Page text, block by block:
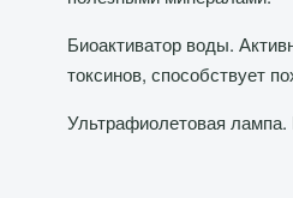
Биоактиватор воды.
токсинов, способствует
Ультрафиолетовая лампа.